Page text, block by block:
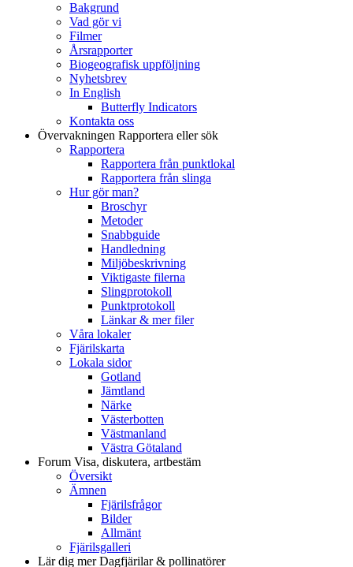
Bakgrund
Vad gör vi
Filmer
Årsrapporter
Biogeografisk uppföljning
Nyhetsbrev
In English
Butterfly Indicators
Kontakta oss
Övervakningen Rapportera eller sök
Rapportera
Rapportera från punktlokal
Rapportera från slinga
Hur gör man?
Broschyr
Metoder
Snabbguide
Handledning
Miljöbeskrivning
Viktigaste filerna
Slingprotokoll
Punktprotokoll
Länkar & mer filer
Våra lokaler
Fjärilskarta
Lokala sidor
Gotland
Jämtland
Närke
Västerbotten
Västmanland
Västra Götaland
Forum Visa, diskutera, artbestäm
Översikt
Ämnen
Fjärilsfrågor
Bilder
Allmänt
Fjärilsgalleri
Lär dig merDagfjärilar & pollinatörer